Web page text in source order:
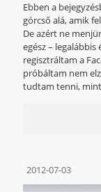
Ebben a
górcső alá, amik
De azért ne
egész –
regisztráltam a
próbáltam nem
tudtam tenni,
2012-07-03